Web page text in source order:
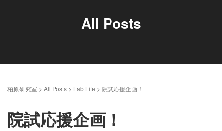
All Posts
柏原研究室 > All Posts > Lab Life > 院試応援企画！
院試応援企画！